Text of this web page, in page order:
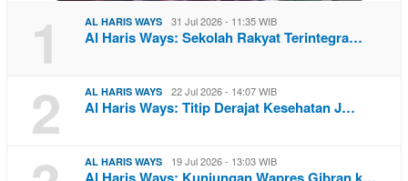
1 AL HARIS WAYS 31 Jul 2026 - 11:35 WIB
Al Haris Ways: Sekolah Rakyat Terintegra…
2 AL HARIS WAYS 22 Jul 2026 - 14:07 WIB
Al Haris Ways: Titip Derajat Kesehatan J…
AL HARIS WAYS 19 Jul 2026 - 13:03 WIB